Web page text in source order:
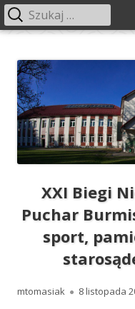
treści
Menu
XXI Biegi
Puchar
sport,
Autor
mtomasiak 8 listopada